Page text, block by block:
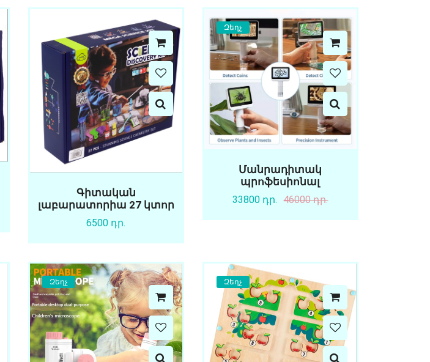
Գիտական
լաբարատորիա 27 կտոր
6500 դր.
Զեղչ
Մանրադիտակ
պրոֆեսիոնալ
33800 դր. 46000 դր.
Զեղչ Զեղչ